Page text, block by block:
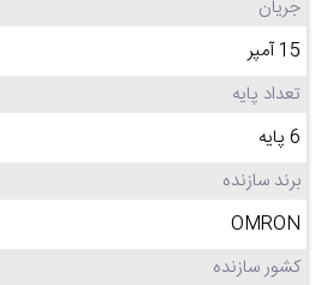
جریان
15 آمپر
تعداد پایه
6 پایه
برند سازنده
OMRON
کشور سازنده